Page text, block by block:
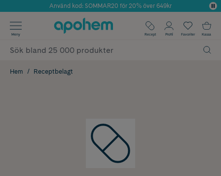
Årets Butik 2025 inom Skönhet
Använd kod: SOMMAR20 för 20% över 649kr
✓ Fri frakt
✓ Poäng på alla köp*
Meny Recept Profil Favoriter Kassa
Hem Receptbelagt